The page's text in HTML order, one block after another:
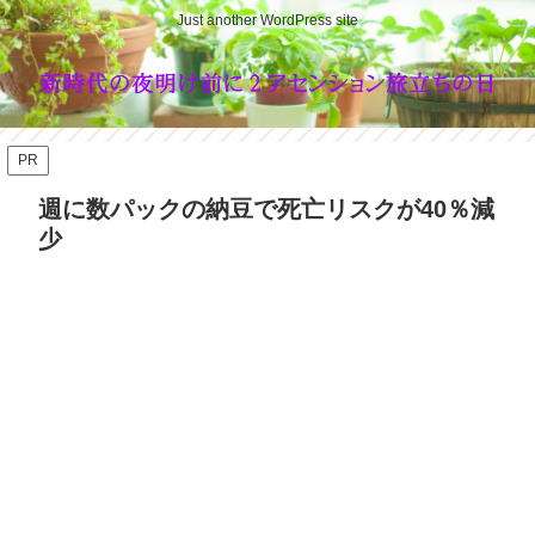
Just another WordPress site
PR
週に数パックの納豆で死亡リスクが40％減
少